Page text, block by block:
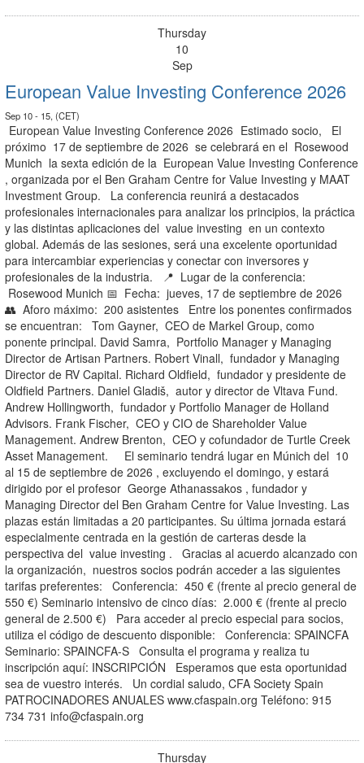
Thursday
10
Sep
European Value Investing Conference 2026
Sep 10 - 15, (CET)
European Value Investing Conference 2026 Estimado socio, El
próximo 17 de septiembre de 2026 se celebrará en el Rosewood
Munich la sexta edición de la European Value Investing Conference
, organizada por el Ben Graham Centre for Value Investing y MAAT
Investment Group. La conferencia reunirá a destacados
profesionales internacionales para analizar los principios, la práctica
y las distintas aplicaciones del value investing en un contexto
global. Además de las sesiones, será una excelente oportunidad
para intercambiar experiencias y conectar con inversores y
profesionales de la industria. 📍 Lugar de la conferencia:
Rosewood Munich 📅 Fecha: jueves, 17 de septiembre de 2026
👥 Aforo máximo: 200 asistentes Entre los ponentes confirmados
se encuentran: Tom Gayner, CEO de Markel Group, como
ponente principal. David Samra, Portfolio Manager y Managing
Director de Artisan Partners. Robert Vinall, fundador y Managing
Director de RV Capital. Richard Oldfield, fundador y presidente de
Oldfield Partners. Daniel Gladiš, autor y director de Vltava Fund.
Andrew Hollingworth, fundador y Portfolio Manager de Holland
Advisors. Frank Fischer, CEO y CIO de Shareholder Value
Management. Andrew Brenton, CEO y cofundador de Turtle Creek
Asset Management. El seminario tendrá lugar en Múnich del 10
al 15 de septiembre de 2026 , excluyendo el domingo, y estará
dirigido por el profesor George Athanassakos , fundador y
Managing Director del Ben Graham Centre for Value Investing. Las
plazas están limitadas a 20 participantes. Su última jornada estará
especialmente centrada en la gestión de carteras desde la
perspectiva del value investing . Gracias al acuerdo alcanzado con
la organización, nuestros socios podrán acceder a las siguientes
tarifas preferentes: Conferencia: 450 € (frente al precio general de
550 €) Seminario intensivo de cinco días: 2.000 € (frente al precio
general de 2.500 €) Para acceder al precio especial para socios,
utiliza el código de descuento disponible: Conferencia: SPAINCFA
Seminario: SPAINCFA-S Consulta el programa y realiza tu
inscripción aquí: INSCRIPCIÓN Esperamos que esta oportunidad
sea de vuestro interés. Un cordial saludo, CFA Society Spain
PATROCINADORES ANUALES www.cfaspain.org Teléfono: 915
734 731 info@cfaspain.org
Thursday